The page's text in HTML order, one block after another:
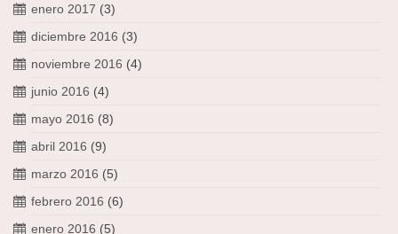
enero 2017 (3)
diciembre 2016 (3)
noviembre 2016 (4)
junio 2016 (4)
mayo 2016 (8)
abril 2016 (9)
marzo 2016 (5)
febrero 2016 (6)
enero 2016 (5)